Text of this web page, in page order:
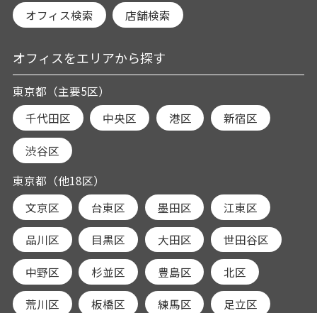
オフィス検索 店舗検索
オフィスをエリアから探す
東京都（主要5区）
千代田区
中央区 港区 新宿区
渋谷区
東京都（他18区）
文京区
台東区 墨田区 江東区
品川区 目黒区 大田区 世田谷区
中野区 杉並区 豊島区 北区
荒川区 板橋区 練馬区 足立区